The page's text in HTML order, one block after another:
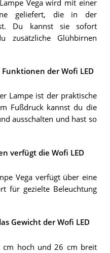
Vega wird mit einer
geliefert, die in der
Du kannst sie sofort
zusätzliche Glühbirnen
der Wofi LED
Lampe ist der praktische
Fußdruck kannst du die
ausschalten und hast so
verfügt die Wofi LED
Vega verfügt über eine
für gezielte Beleuchtung
Gewicht der Wofi LED
cm hoch und 26 cm breit